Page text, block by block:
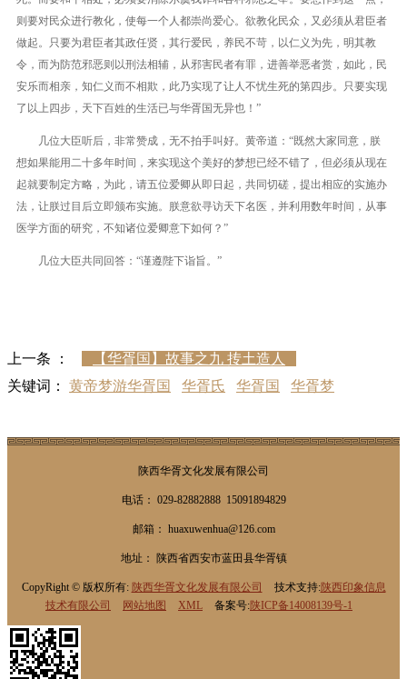
则要对民众进行教化，使每一个人都崇尚爱心。欲教化民众，又必须从君臣者
做起。只要为君臣者其政任贤，其行爱民，养民不苛，以仁义为先，明其教
令，而为防范邪恶则以刑法相辅，从邪害民者有罪，进善举恶者赏，如此，民
安乐而相亲，知仁义而不相欺，此乃实现了让人不忧生死的第四步。只要实现
了以上四步，天下百姓的生活已与华胥国无异也！”
几位大臣听后，非常赞成，无不拍手叫好。黄帝道：“既然大家同意，朕
想如果能用二十多年时间，来实现这个美好的梦想已经不错了，但必须从现在
起就要制定方略，为此，请五位爱卿从即日起，共同切磋，提出相应的实施办
法，让朕过目后立即颁布实施。朕意欲寻访天下名医，并利用数年时间，从事
医学方面的研究，不知诸位爱卿意下如何？”
几位大臣共同回答：“谨遵陛下诣旨。”
上一条 ：
【华胥国】故事之九 抟土造人
关键词： 黄帝梦游华胥国 华胥氏 华胥国 华胥梦
陕西华胥文化发展有限公司
电话： 029-82882888 15091894829
邮箱： huaxuwenhua@126.com
地址： 陕西省西安市蓝田县华胥镇
CopyRight © 版权所有: 陕西华胥文化发展有限公司 技术支持:陕西印象信息
技术有限公司
网站地图 XML 备案号:陕ICP备14008139号-1